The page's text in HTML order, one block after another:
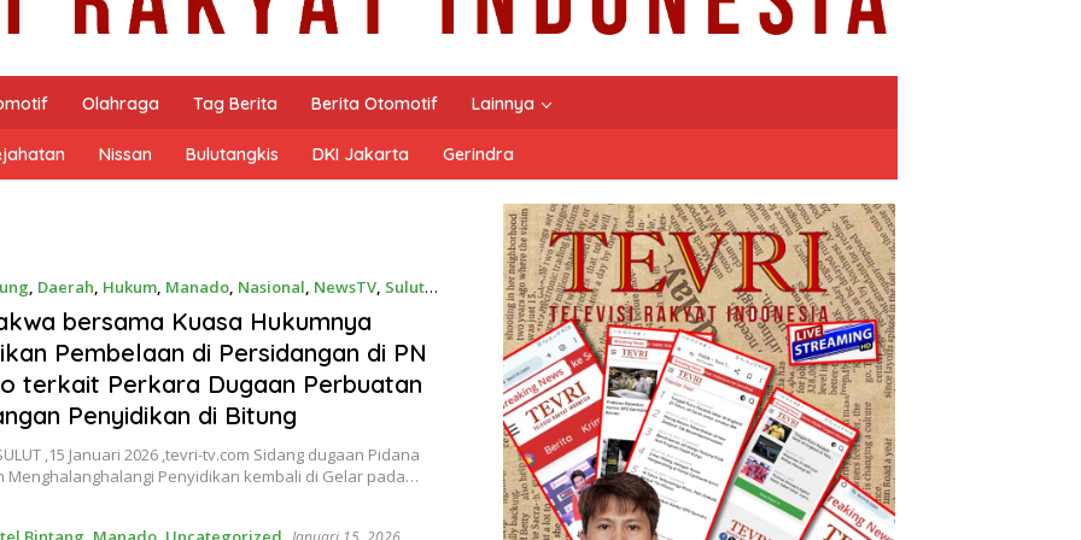
Olahraga Tag Berita Berita Otomotif Lainnya
Nissan Bulutangkis DKI Jakarta Gerindra
, Daerah, Hukum, Manado, Nasional, NewsTV, Sulut
2026
bersama Kuasa Hukumnya
Pembelaan di Persidangan di PN
terkait Perkara Dugaan Perbuatan
Penyidikan di Bitung
,15 Januari 2026 ,tevri-tv.com Sidang dugaan Pidana
Menghalanghalangi Penyidikan kembali di Gelar pada…